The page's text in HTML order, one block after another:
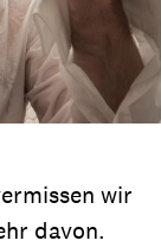
wir
davon.